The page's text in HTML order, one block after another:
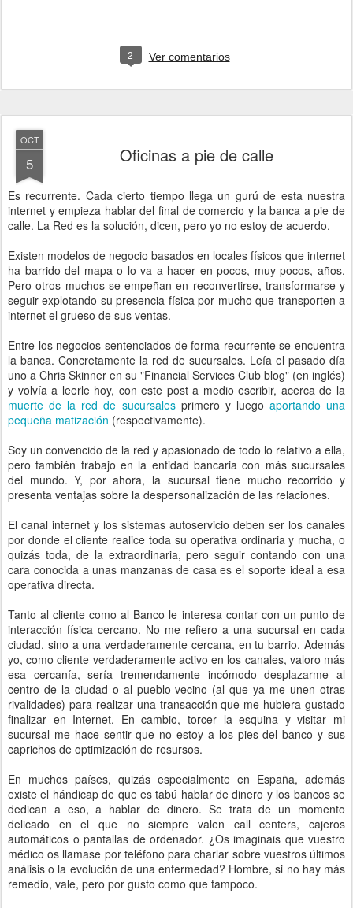
2 Ver comentarios
OCT
5 Oficinas a pie de calle
Es recurrente. Cada cierto tiempo llega un gurú de esta nuestra
internet y empieza hablar del final de comercio y la banca a pie de
calle. La Red es la solución, dicen, pero yo no estoy de acuerdo.
Existen modelos de negocio basados en locales físicos que internet
ha barrido del mapa o lo va a hacer en pocos, muy pocos, años.
Pero otros muchos se empeñan en reconvertirse, transformarse y
seguir explotando su presencia física por mucho que transporten a
internet el grueso de sus ventas.
Entre los negocios sentenciados de forma recurrente se encuentra
la banca. Concretamente la red de sucursales. Leía el pasado día
uno a Chris Skinner en su "Financial Services Club blog" (en inglés)
y volvía a leerle hoy, con este post a medio escribir, acerca de la
muerte de la red de sucursalesprimero y luego aportando una
pequeña matización (respectivamente).
Soy un convencido de la red y apasionado de todo lo relativo a ella,
pero también trabajo en la entidad bancaria con más sucursales
del mundo. Y, por ahora, la sucursal tiene mucho recorrido y
presenta ventajas sobre la despersonalización de las relaciones.
El canal internet y los sistemas autoservicio deben ser los canales
por donde el cliente realice toda su operativa ordinaria y mucha, o
quizás toda, de la extraordinaria, pero seguir contando con una
cara conocida a unas manzanas de casa es el soporte ideal a esa
operativa directa.
Tanto al cliente como al Banco le interesa contar con un punto de
interacción física cercano. No me refiero a una sucursal en cada
ciudad, sino a una verdaderamente cercana, en tu barrio. Además
yo, como cliente verdaderamente activo en los canales, valoro más
esa cercanía, sería tremendamente incómodo desplazarme al
centro de la ciudad o al pueblo vecino (al que ya me unen otras
rivalidades) para realizar una transacción que me hubiera gustado
finalizar en Internet. En cambio, torcer la esquina y visitar mi
sucursal me hace sentir que no estoy a los pies del banco y sus
caprichos de optimización de resursos.
En muchos países, quizás especialmente en España, además
existe el hándicap de que es tabú hablar de dinero y los bancos se
dedican a eso, a hablar de dinero. Se trata de un momento
delicado en el que no siempre valen call centers, cajeros
automáticos o pantallas de ordenador. ¿Os imaginais que vuestro
médico os llamase por teléfono para charlar sobre vuestros últimos
análisis o la evolución de una enfermedad? Hombre, si no hay más
remedio, vale, pero por gusto como que tampoco.